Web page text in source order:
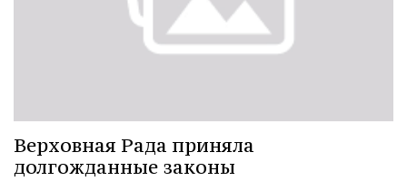
Верховная Рада приняла
долгожданные законы